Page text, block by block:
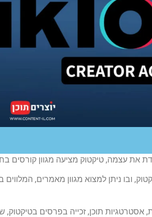
את עצמה, טיקטוק מציעה מגוון קורסים
ובו ניתן למצוא מגוון מאמרים,
אסטרטגיות תוכן, זכייה בפרסים בטיקטוק,